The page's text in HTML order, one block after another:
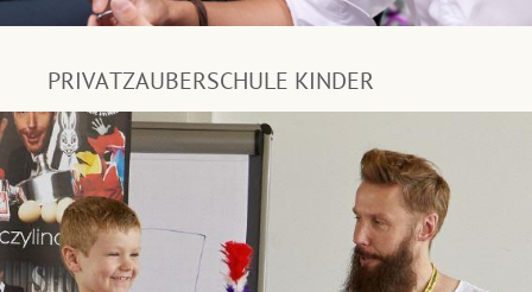
PRIVATZAUBERSCHULE KINDER